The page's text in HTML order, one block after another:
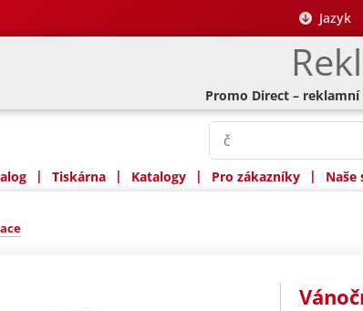
Jazyk
Promo Direct –
| Tiskárna | Katalogy | Pro zákazníky | Naše